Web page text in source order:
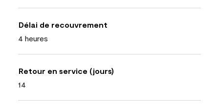
Délai de recouvrement
4 heures
Retour en service (jours)
14